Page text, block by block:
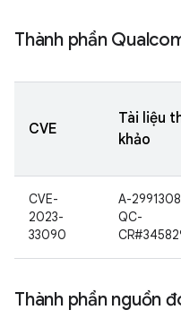
Thành phần
CVE
Tài liệu
khảo
CVE-
2023-
33090
A-
QC-
Thành phần nguồn